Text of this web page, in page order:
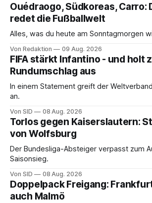
Ouédraogo, Südkoreas, Carro:
redet die Fußballwelt
Alles, was du heute am Sonntagmorgen
Von Redaktion 09 Aug. 2026
FIFA stärkt Infantino - und holt
Rundumschlag aus
In einem Statement greift der
an.
Von SID 08 Aug. 2026
Torlos gegen Kaiserslautern:
von Wolfsburg
Der Bundesliga-Absteiger verpasst zum
Saisonsieg.
Von SID 08 Aug. 2026
Doppelpack Freigang:
auch Malmö